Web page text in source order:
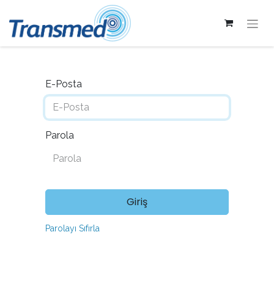
E-Posta
Parola
Giriş
Parolayı Sıfırla